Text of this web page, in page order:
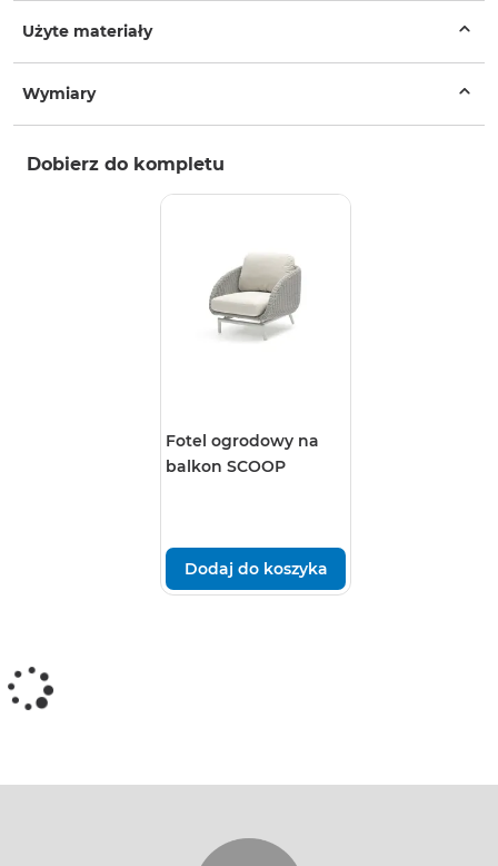
Użyte materiały
Wymiary
Dobierz do kompletu
Fotel ogrodowy na
balkon SCOOP
Dodaj do koszyka